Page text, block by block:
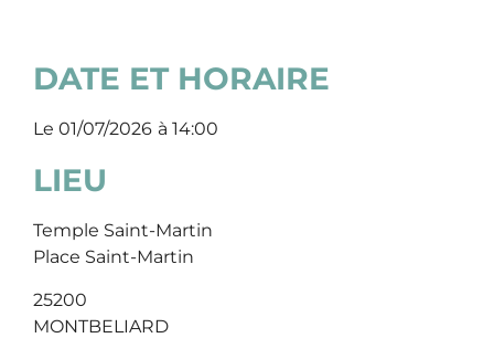
DATE ET HORAIRE
Le 01/07/2026 à 14:00
LIEU
Temple Saint-Martin
Place Saint-Martin
25200
MONTBELIARD